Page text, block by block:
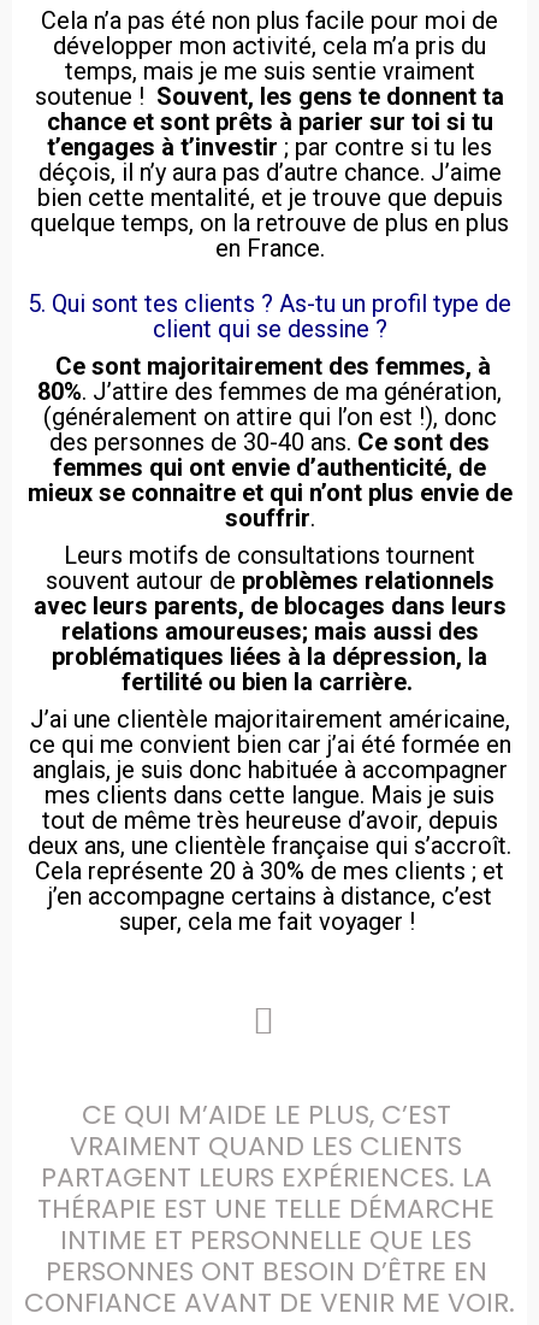
Cela n’a pas été non plus facile pour moi de
développer mon activité, cela m’a pris du
temps, mais je me suis sentie vraiment
soutenue ! Souvent, les gens te donnent ta
chance et sont prêts à parier sur toi si tu
t’engages à t’investir ; par contre si tu les
déçois, il n’y aura pas d’autre chance. J’aime
bien cette mentalité, et je trouve que depuis
quelque temps, on la retrouve de plus en plus
en France.
5. Qui sont tes clients ? As-tu un profil type de
client qui se dessine ?
Ce sont majoritairement des femmes, à
80%. J’attire des femmes de ma génération,
(généralement on attire qui l’on est !), donc
des personnes de 30-40 ans. Ce sont des
femmes qui ont envie d’authenticité, de
mieux se connaitre et qui n’ont plus envie de
souffrir.
Leurs motifs de consultations tournent
souvent autour de problèmes relationnels
avec leurs parents, de blocages dans leurs
relations amoureuses; mais aussi des
problématiques liées à la dépression, la
fertilité ou bien la carrière.
J’ai une clientèle majoritairement américaine,
ce qui me convient bien car j’ai été formée en
anglais, je suis donc habituée à accompagner
mes clients dans cette langue. Mais je suis
tout de même très heureuse d’avoir, depuis
deux ans, une clientèle française qui s’accroît.
Cela représente 20 à 30% de mes clients ; et
j’en accompagne certains à distance, c’est
super, cela me fait voyager !
CE QUI M’AIDE LE PLUS, C’EST
VRAIMENT QUAND LES CLIENTS
PARTAGENT LEURS EXPÉRIENCES. LA
THÉRAPIE EST UNE TELLE DÉMARCHE
INTIME ET PERSONNELLE QUE LES
PERSONNES ONT BESOIN D’ÊTRE EN
CONFIANCE AVANT DE VENIR ME VOIR.